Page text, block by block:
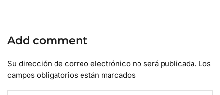
Add comment
Su dirección de correo electrónico no será publicada. Los
campos obligatorios están marcados